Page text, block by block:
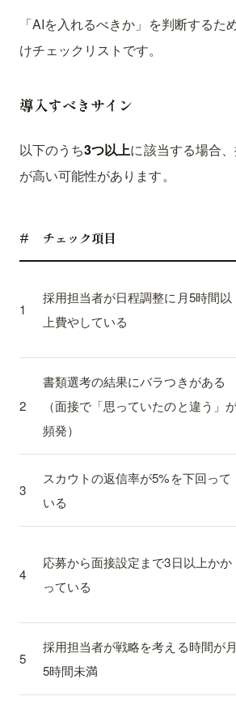
「AIを入れるべきか」を判断するた
けチェックリストです。
導入すべきサイン
以下のうち3つ以上に該当する場合
が高い可能性があります。
# チェック項目
1
採用担当者が日程調整に月5時間以
上費やしている
2
書類選考の結果にバラつきがある
（面接で「思っていたのと違う」
頻発）
3
スカウトの返信率が5%を下回って
いる
4
応募から面接設定まで3日以上かか
っている
5
採用担当者が戦略を考える時間が月
5時間未満